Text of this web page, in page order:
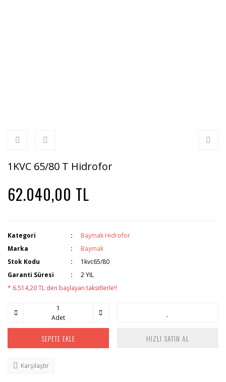
1KVC 65/80 T Hidrofor
62.040,00 TL
Kategori
Baymak Hidrofor
Marka
Baymak
Stok Kodu
1kvc65/80
Garanti Süresi
2 YIL
* 6.514,20 TL den başlayan taksitlerle!!
Adet
SEPETE EKLE HIZLI SATIN AL
Karşılaştır